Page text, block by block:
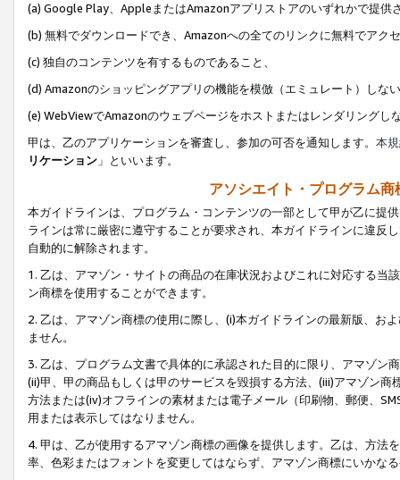
(a) Google Play、AppleまたはAmazonアプリストアのいずれかで提供
(b) 無料でダウンロードでき、Amazonへの全てのリンクに無料でアク
(c) 独自のコンテンツを有するものであること、
(d) Amazonのショッピングアプリの機能を模倣（エミュレート）しな
(e) WebViewでAmazonのウェブページをホストまたはレンダリングし
甲は、乙のアプリケーションを審査し、参加の可否を通知します。 本
リケーション 」といいます。
アソシエイト・プログラム
本ガイドラインは、プログラム・コンテンツの一部として甲が乙に提
ラインは常に厳密に遵守することが要求され、本ガイドラインに違反
自動的に解除されます。
1. 乙は、アマゾン・サイトの商品の在庫状況およびこれに対応する
ン商標を使用することができます。
2. 乙は、アマゾン商標の使用に際し、(i)本ガイドラインの最新版、お
ません。
3. 乙は、プログラム文書で具体的に承認された目的に限り、アマゾン
(ii)甲、甲の商品もしくは甲のサービスを毀損する方法、(iii)アマゾン
方法または(iv)オフラインの素材または電子メール（印刷物、郵便、
用または表示してはなりません。
4. 甲は、乙が使用するアマゾン商標の画像を提供します。乙は、方
率、色彩またはフォントを変更してはならず、アマゾン商標にいかな